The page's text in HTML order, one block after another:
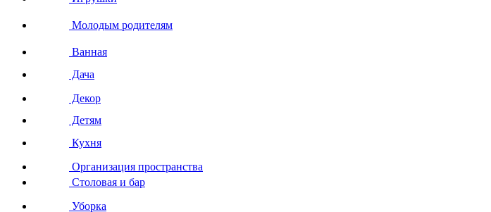
Молодым родителям
Ванная
Дача
Декор
Детям
Кухня
Организация пространства
Столовая и бар
Уборка